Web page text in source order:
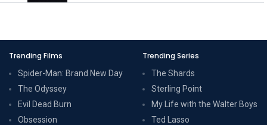
Trending Films
Spider-Man: Brand New Day
The Odyssey
Evil Dead Burn
Obsession
Trending Series
The Shards
Sterling Point
My Life with the Walter Boys
Ted Lasso